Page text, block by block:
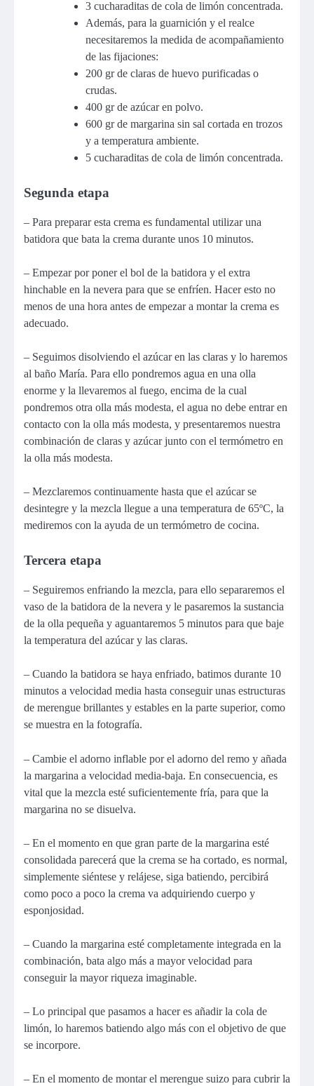
3 cucharaditas de cola de limón concentrada.
Además, para la guarnición y el realce
necesitaremos la medida de acompañamiento
de las fijaciones:
200 gr de claras de huevo purificadas o
crudas.
400 gr de azúcar en polvo.
600 gr de margarina sin sal cortada en trozos
y a temperatura ambiente.
5 cucharaditas de cola de limón concentrada.
Segunda etapa
– Para preparar esta crema es fundamental utilizar una
batidora que bata la crema durante unos 10 minutos.
– Empezar por poner el bol de la batidora y el extra
hinchable en la nevera para que se enfríen. Hacer esto no
menos de una hora antes de empezar a montar la crema es
adecuado.
– Seguimos disolviendo el azúcar en las claras y lo haremos
al baño María. Para ello pondremos agua en una olla
enorme y la llevaremos al fuego, encima de la cual
pondremos otra olla más modesta, el agua no debe entrar en
contacto con la olla más modesta, y presentaremos nuestra
combinación de claras y azúcar junto con el termómetro en
la olla más modesta.
– Mezclaremos continuamente hasta que el azúcar se
desintegre y la mezcla llegue a una temperatura de 65ºC, la
mediremos con la ayuda de un termómetro de cocina.
Tercera etapa
– Seguiremos enfriando la mezcla, para ello separaremos el
vaso de la batidora de la nevera y le pasaremos la sustancia
de la olla pequeña y aguantaremos 5 minutos para que baje
la temperatura del azúcar y las claras.
– Cuando la batidora se haya enfriado, batimos durante 10
minutos a velocidad media hasta conseguir unas estructuras
de merengue brillantes y estables en la parte superior, como
se muestra en la fotografía.
– Cambie el adorno inflable por el adorno del remo y añada
la margarina a velocidad media-baja. En consecuencia, es
vital que la mezcla esté suficientemente fría, para que la
margarina no se disuelva.
– En el momento en que gran parte de la margarina esté
consolidada parecerá que la crema se ha cortado, es normal,
simplemente siéntese y relájese, siga batiendo, percibirá
como poco a poco la crema va adquiriendo cuerpo y
esponjosidad.
– Cuando la margarina esté completamente integrada en la
combinación, bata algo más a mayor velocidad para
conseguir la mayor riqueza imaginable.
– Lo principal que pasamos a hacer es añadir la cola de
limón, lo haremos batiendo algo más con el objetivo de que
se incorpore.
– En el momento de montar el merengue suizo para cubrir la